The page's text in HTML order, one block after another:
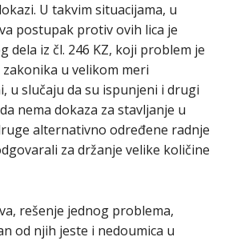
U takvim situacijama, u
postupak protiv ovih lica je
dela iz čl. 246 KZ, koji problem je
u velikom meri
u slučaju da su ispunjeni i drugi
nema dokaza za stavljanje u
alternativno određene radnje
za držanje velike količine
rešenje jednog problema,
od njih jeste i nedoumica u